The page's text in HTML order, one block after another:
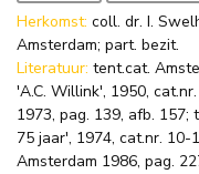
Herkomst: coll. dr. I.
Amsterdam; part. bezit.
Literatuur: tent.cat.
'A.C. Willink', 1950,
1973, pag. 139, afb.
75 jaar', 1974, cat.nr. 10-
Amsterdam 1986, pag.